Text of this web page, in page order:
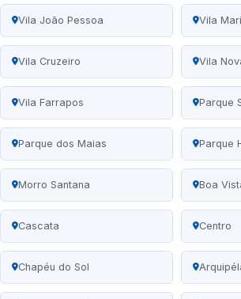
Vila João Pessoa Vila
Vila Cruzeiro Vila
Vila Farrapos Parque
Parque dos Maias Parque
Morro Santana Boa
Cascata Centro
Chapéu do Sol